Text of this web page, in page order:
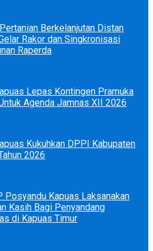
Berkelanjutan Distan
Rakor dan Singkronisasi
Raperda
Lepas Kontingen Pramuka
Agenda Jamnas XII 2026
Kukuhkan DPPI Kabupaten
2026
Posyandu Kapuas Laksanakan
Kasih Bagi Penyandang
di Kapuas Timur